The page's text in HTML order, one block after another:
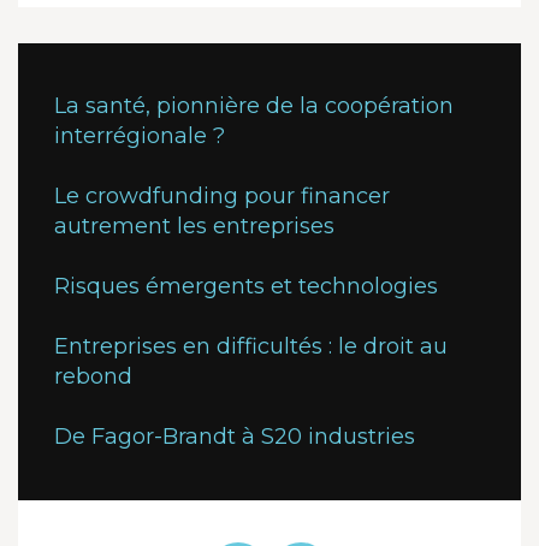
La santé, pionnière de la coopération
interrégionale ?
Le crowdfunding pour financer
autrement les entreprises
Risques émergents et technologies
Entreprises en difficultés : le droit au
rebond
De Fagor-Brandt à S20 industries